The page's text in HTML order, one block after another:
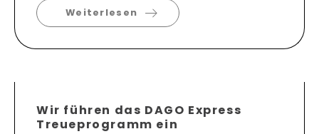
Weiterlesen
Wir führen das DAGO Express
Treueprogramm ein